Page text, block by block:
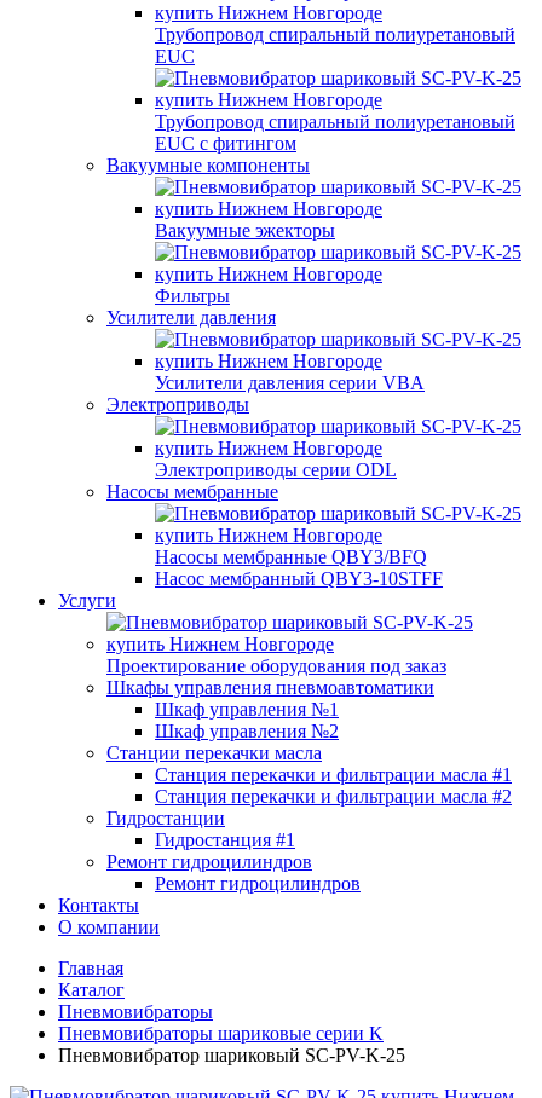
Трубопровод спиральный полиуретановый
EUC
Трубопровод спиральный полиуретановый
EUC с фитингом
Вакуумные компоненты
Вакуумные эжекторы
Фильтры
Усилители давления
Усилители давления серии VBA
Электроприводы
Электроприводы серии ODL
Насосы мембранные
Насосы мембранные QBY3/BFQ
Насос мембранный QBY3-10STFF
Услуги
Проектирование оборудования под заказ
Шкафы управления пневмоавтоматики
Шкаф управления №1
Шкаф управления №2
Станции перекачки масла
Станция перекачки и фильтрации масла #1
Станция перекачки и фильтрации масла #2
Гидростанции
Гидростанция #1
Ремонт гидроцилиндров
Ремонт гидроцилиндров
Контакты
О компании
Главная
Каталог
Пневмовибраторы
Пневмовибраторы шариковые серии K
Пневмовибратор шариковый SС-PV-K-25